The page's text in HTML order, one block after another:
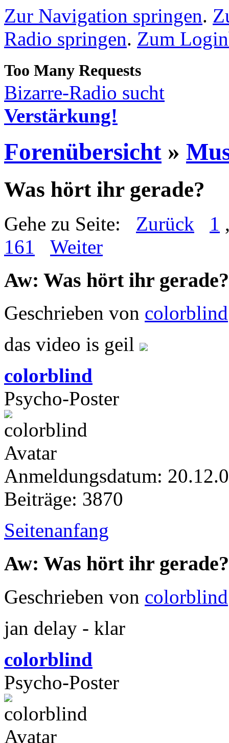
Zur Navigation springen.
Radio springen. Zum
Bizarre-Radio sucht
Verstärkung!
Forenübersicht »
Was hört ihr gerade?
Gehe zu Seite: Zurück 1
161
Weiter
Aw: Was hört ihr gerade?
Geschrieben von colorblind
das video is geil
colorblind
Psycho-Poster
Anmeldungsdatum:
Beiträge: 3870
Seitenanfang
Aw: Was hört ihr gerade?
Geschrieben von colorblind
jan delay - klar
colorblind
Psycho-Poster